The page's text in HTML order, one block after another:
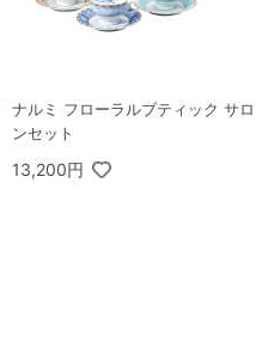
ナルミ フローラルブティック サロ
ンセット
13,200円